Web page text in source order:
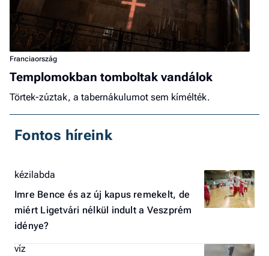
Franciaország
Templomokban tomboltak vandálok
Törtek-zúztak, a tabernákulumot sem kímélték.
Fontos híreink
kézilabda
Imre Bence és az új kapus remekelt, de
miért Ligetvári nélkül indult a Veszprém
idénye?
víz